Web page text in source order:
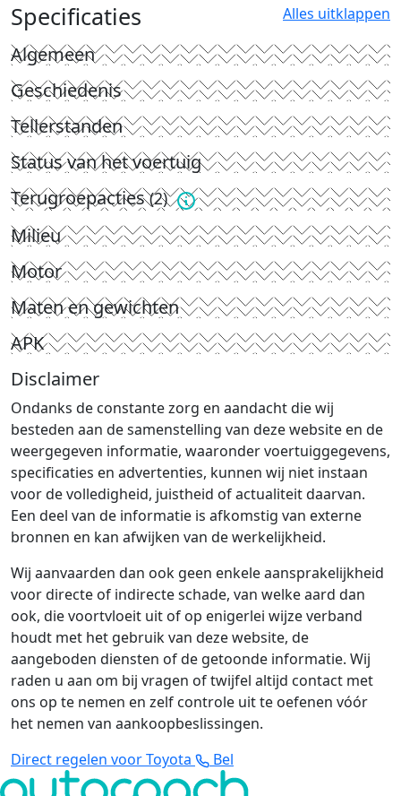
Specificaties Alles uitklappen
Algemeen
Geschiedenis
Tellerstanden
Status van het voertuig
Terugroepacties(2)
Milieu
Motor
Maten en gewichten
APK
Disclaimer
Ondanks de constante zorg en aandacht die wij
besteden aan de samenstelling van deze website en de
weergegeven informatie, waaronder voertuiggegevens,
specificaties en advertenties, kunnen wij niet instaan
voor de volledigheid, juistheid of actualiteit daarvan.
Een deel van de informatie is afkomstig van externe
bronnen en kan afwijken van de werkelijkheid.
Wij aanvaarden dan ook geen enkele aansprakelijkheid
voor directe of indirecte schade, van welke aard dan
ook, die voortvloeit uit of op enigerlei wijze verband
houdt met het gebruik van deze website, de
aangeboden diensten of de getoonde informatie. Wij
raden u aan om bij vragen of twijfel altijd contact met
ons op te nemen en zelf controle uit te oefenen vóór
het nemen van aankoopbeslissingen.
Direct regelen voor Toyota
Bel